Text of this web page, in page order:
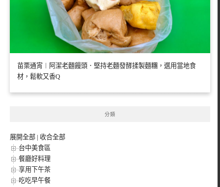
苗栗通宵︱阿潔老麵饅頭．堅持老麵發酵揉製麵糰，選用當地食
材，鬆軟又香Q
分類
展開全部 | 收合全部
台中美食區
餐廳好料理
享用下午茶
吃吃早午餐